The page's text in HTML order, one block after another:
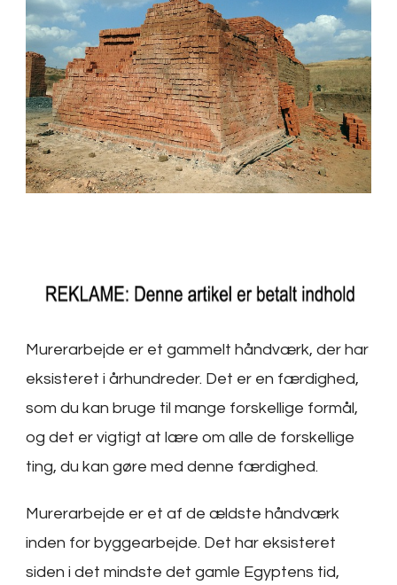
Murerarbejde er et gammelt håndværk, der har
eksisteret i århundreder. Det er en færdighed,
som du kan bruge til mange forskellige formål,
og det er vigtigt at lære om alle de forskellige
ting, du kan gøre med denne færdighed.
Murerarbejde er et af de ældste håndværk
inden for byggearbejde. Det har eksisteret
siden i det mindste det gamle Egyptens tid,